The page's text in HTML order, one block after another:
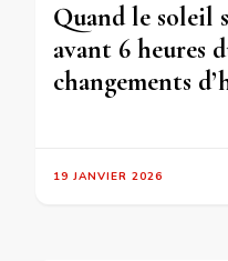
Quand le soleil
avant 6 heures
changements
19 JANVIER 2026